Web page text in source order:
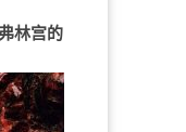
林宫的